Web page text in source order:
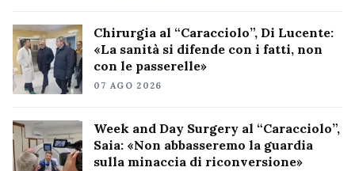
Chirurgia al “Caracciolo”, Di Lucente:
«La sanità si difende con i fatti, non
con le passerelle»
07 AGO 2026
Week and Day Surgery al “Caracciolo”,
Saia: «Non abbasseremo la guardia
sulla minaccia di riconversione»